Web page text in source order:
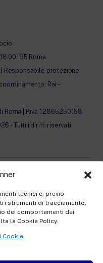
tecnici e, previo
strumenti di tracciamento,
dei comportamenti dei
la Cookie Policy.
Cookie
00195 Roma
Responsabile protezione
Rai –
| P.iva 12865250158
- Tutti i diritti riservati